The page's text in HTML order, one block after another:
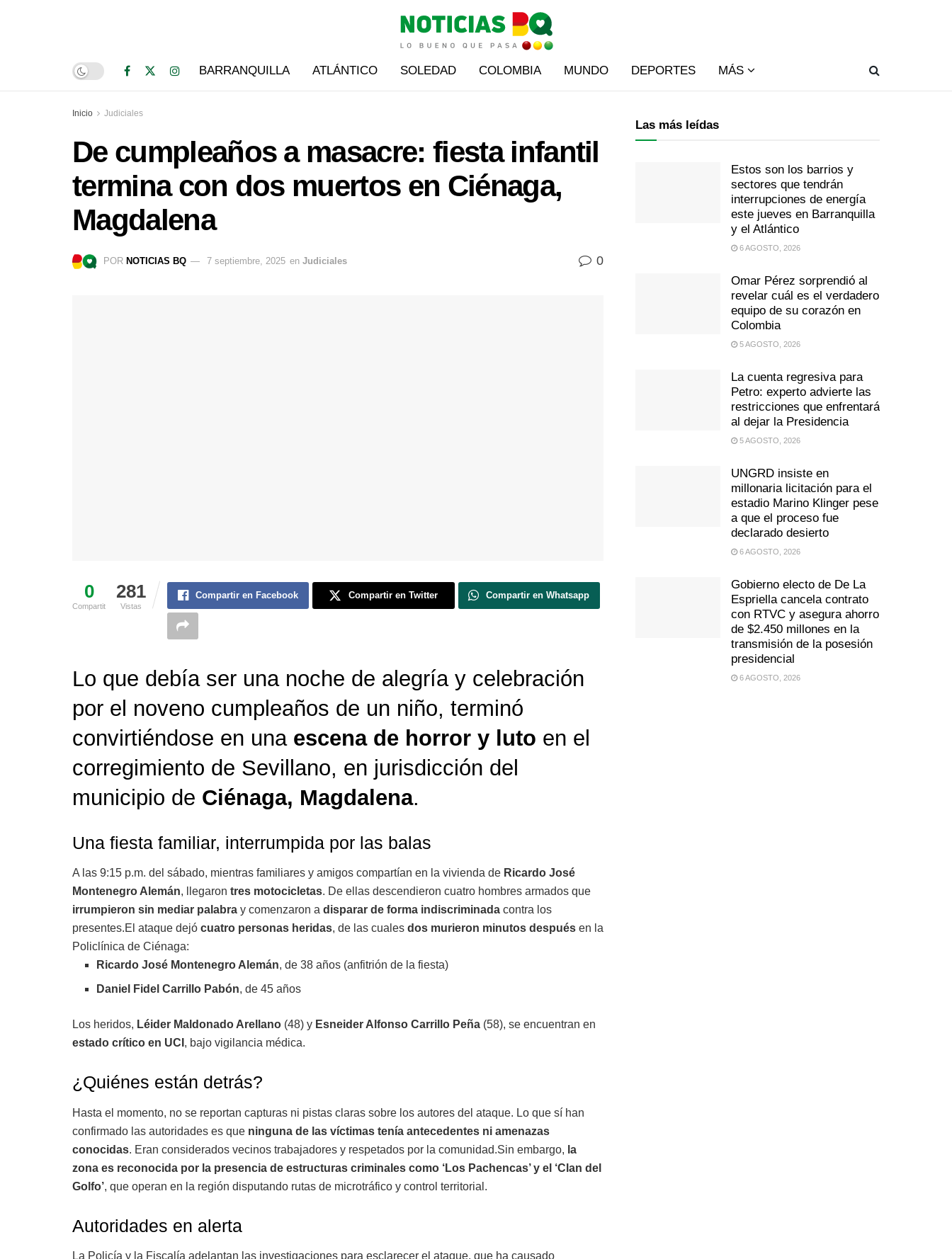
BARRANQUILLA ATLÁNTICO SOLEDAD COLOMBIA MUNDO DEPORTES MÁS
Inicio Judiciales
De cumpleaños a masacre: fiesta infantil
termina con dos muertos en Ciénaga,
Magdalena
POR NOTICIAS BQ 7 septiembre, 2025 en Judiciales 0
0
Compartit
281
Vistas
Compartir en Facebook Compartir en Twitter Compartir en Whatsapp
Lo que debía ser una noche de alegría y celebración
por el noveno cumpleaños de un niño, terminó
convirtiéndose en una escena de horror y luto en el
corregimiento de Sevillano, en jurisdicción del
municipio de Ciénaga, Magdalena.
Una fiesta familiar, interrumpida por las balas
A las 9:15 p.m. del sábado, mientras familiares y amigos compartían en la vivienda de Ricardo José
Montenegro Alemán, llegaron tres motocicletas. De ellas descendieron cuatro hombres armados que
irrumpieron sin mediar palabra y comenzaron a disparar de forma indiscriminada contra los
presentes.El ataque dejó cuatro personas heridas, de las cuales dos murieron minutos después en la
Policlínica de Ciénaga:
Ricardo José Montenegro Alemán, de 38 años (anfitrión de la fiesta)
Daniel Fidel Carrillo Pabón, de 45 años
Los heridos, Léider Maldonado Arellano (48) y Esneider Alfonso Carrillo Peña (58), se encuentran en
estado crítico en UCI , bajo vigilancia médica.
¿Quiénes están detrás?
Hasta el momento, no se reportan capturas ni pistas claras sobre los autores del ataque. Lo que sí han
confirmado las autoridades es que ninguna de las víctimas tenía antecedentes ni amenazas
conocidas. Eran considerados vecinos trabajadores y respetados por la comunidad.Sin embargo, la
zona es reconocida por la presencia de estructuras criminales como ‘Los Pachencas’ y el ‘Clan del
Golfo’, que operan en la región disputando rutas de microtráfico y control territorial.
Autoridades en alerta
La Policía y la Fiscalía adelantan las investigaciones para esclarecer el ataque, que ha causado
Las más leídas
Estos son los barrios y
sectores que tendrán
interrupciones de energía
este jueves en Barranquilla
y el Atlántico
6 AGOSTO, 2026
Omar Pérez sorprendió al
revelar cuál es el verdadero
equipo de su corazón en
Colombia
5 AGOSTO, 2026
La cuenta regresiva para
Petro: experto advierte las
restricciones que enfrentará
al dejar la Presidencia
5 AGOSTO, 2026
UNGRD insiste en
millonaria licitación para el
estadio Marino Klinger pese
a que el proceso fue
declarado desierto
6 AGOSTO, 2026
Gobierno electo de De La
Espriella cancela contrato
con RTVC y asegura ahorro
de $2.450 millones en la
transmisión de la posesión
presidencial
6 AGOSTO, 2026